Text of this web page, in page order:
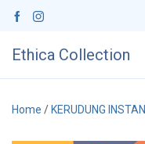
Ethica Collection
Home / KERUDUNG INSTAN